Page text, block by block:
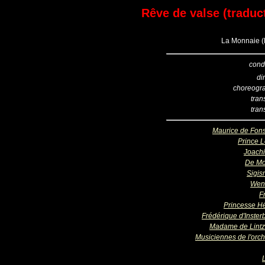
Rêve de valse
La Monnaie
Maurice de
Prince
De
Princesse
Frédérique
Madame de
Musiciennes de